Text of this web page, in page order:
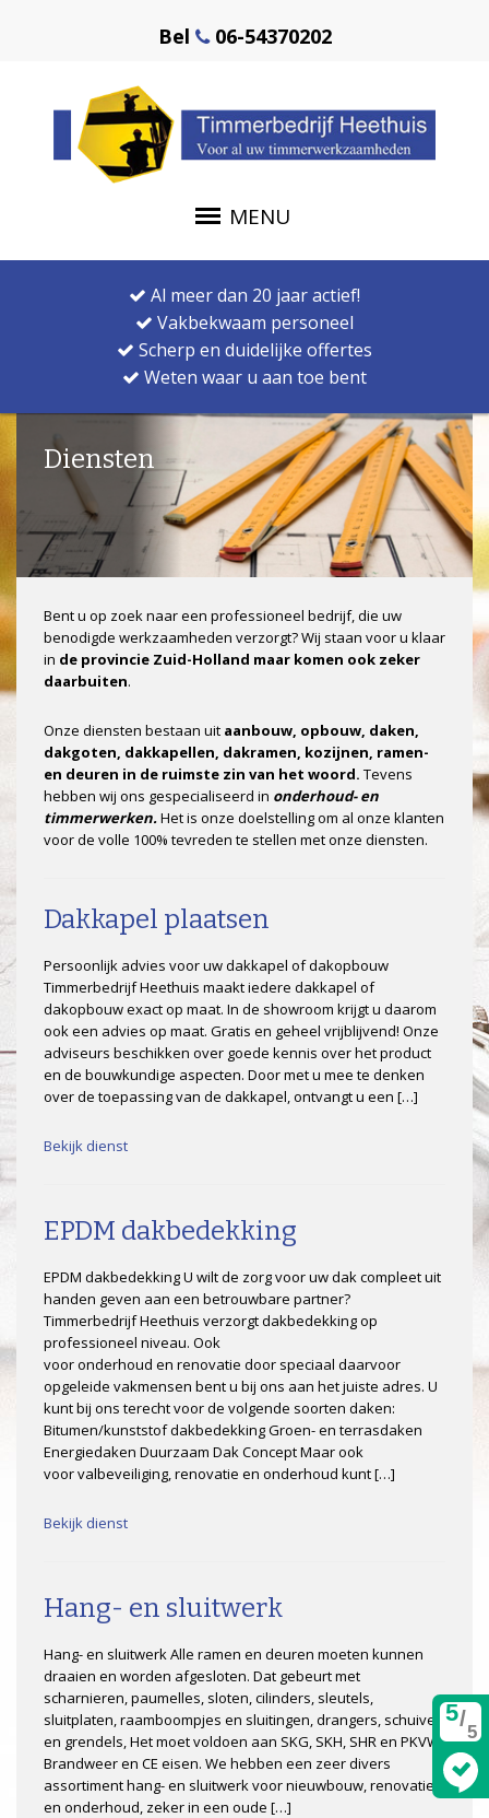
Bel 06-54370202
MENU
Al meer dan 20 jaar actief!
Vakbekwaam personeel
Scherp en duidelijke offertes
Weten waar u aan toe bent
Diensten
Bent u op zoek naar een professioneel bedrijf, die uw
benodigde werkzaamheden verzorgt? Wij staan voor u klaar
in de provincie Zuid-Holland maar komen ook zeker
daarbuiten.
Onze diensten bestaan uit aanbouw, opbouw, daken,
dakgoten, dakkapellen, dakramen, kozijnen, ramen-
en deuren in de ruimste zin van het woord. Tevens
hebben wij ons gespecialiseerd in onderhoud- en
timmerwerken.Het is onze doelstelling om al onze klanten
voor de volle 100% tevreden te stellen met onze diensten.
Dakkapel plaatsen
Persoonlijk advies voor uw dakkapel of dakopbouw
Timmerbedrijf Heethuis maakt iedere dakkapel of
dakopbouw exact op maat. In de showroom krijgt u daarom
ook een advies op maat. Gratis en geheel vrijblijvend! Onze
adviseurs beschikken over goede kennis over het product
en de bouwkundige aspecten. Door met u mee te denken
over de toepassing van de dakkapel, ontvangt u een […]
Bekijk dienst
EPDM dakbedekking
EPDM dakbedekking U wilt de zorg voor uw dak compleet uit
handen geven aan een betrouwbare partner?
Timmerbedrijf Heethuis verzorgt dakbedekking op
professioneel niveau. Ook
voor onderhoud en renovatie door speciaal daarvoor
opgeleide vakmensen bent u bij ons aan het juiste adres. U
kunt bij ons terecht voor de volgende soorten daken:
Bitumen/kunststof dakbedekking Groen- en terrasdaken
Energiedaken Duurzaam Dak Concept Maar ook
voor valbeveiliging, renovatie en onderhoud kunt […]
Bekijk dienst
Hang- en sluitwerk
Hang- en sluitwerk Alle ramen en deuren moeten kunnen
draaien en worden afgesloten. Dat gebeurt met
scharnieren, paumelles, sloten, cilinders, sleutels,
sluitplaten, raamboompjes en sluitingen, drangers, schuiven
en grendels, Het moet voldoen aan SKG, SKH, SHR en PKVW,
Brandweer en CE eisen. We hebben een zeer divers
assortiment hang- en sluitwerk voor nieuwbouw, renovatie
en onderhoud, zeker in een oude […]
5/
5